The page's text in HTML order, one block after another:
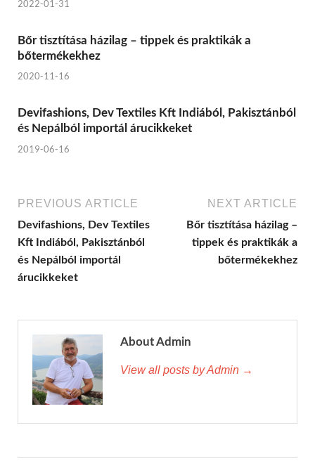
2022-01-31
Bőr tisztítása házilag – tippek és praktikák a
bőtermékekhez
2020-11-16
Devifashions, Dev Textiles Kft Indiából, Pakisztánból
és Nepálból importál árucikkeket
2019-06-16
PREVIOUS ARTICLE
Devifashions, Dev Textiles
Kft Indiából, Pakisztánból
és Nepálból importál
árucikkeket
NEXT ARTICLE
Bőr tisztítása házilag –
tippek és praktikák a
bőtermékekhez
About Admin
View all posts by Admin →